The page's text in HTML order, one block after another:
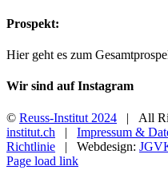
Prospekt:
Hier geht es zum
Wir sind auf Instagram
© Reuss-Institut 2024 | All
institut.ch | Impressum &
Richtlinie | Webdesign:
Instagram
Page load link